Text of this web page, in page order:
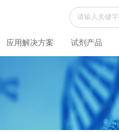
应用解决方案 试剂产品